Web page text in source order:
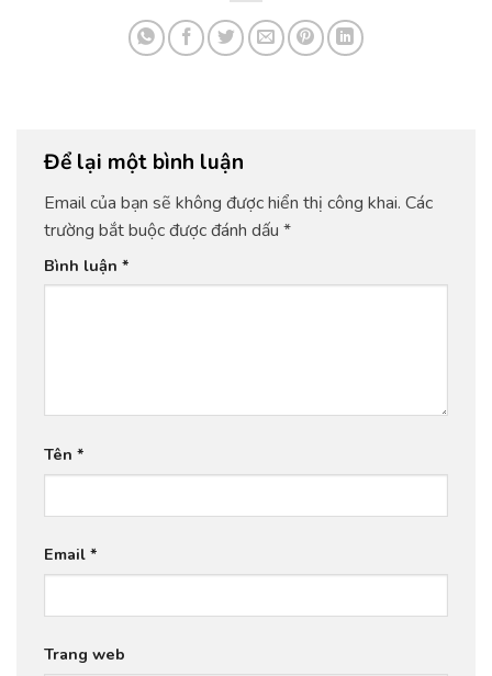
Để lại một bình luận
Email của bạn sẽ không được hiển thị công khai. Các
trường bắt buộc được đánh dấu *
Bình luận *
Tên *
Email *
Trang web